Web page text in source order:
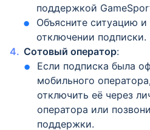
поддержкой
Объясните ситуацию
отключении подписки.
Сотовый оператор:
Если подписка была
мобильного
отключить её через
оператора или
поддержки.